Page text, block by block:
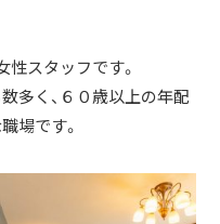
性スタッフです。
多く、６０歳以上の年配
場です。